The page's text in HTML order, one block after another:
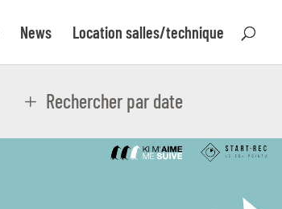
News Location salles/technique
Rechercher par date